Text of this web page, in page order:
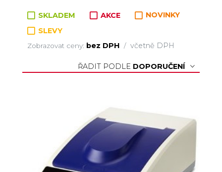
Zboží v kategorii
SKLADEM AKCE
NOVINKY
SLEVY
Zobrazovat ceny: bez DPH / včetně DPH
ŘADIT PODLE DOPORUČENÍ